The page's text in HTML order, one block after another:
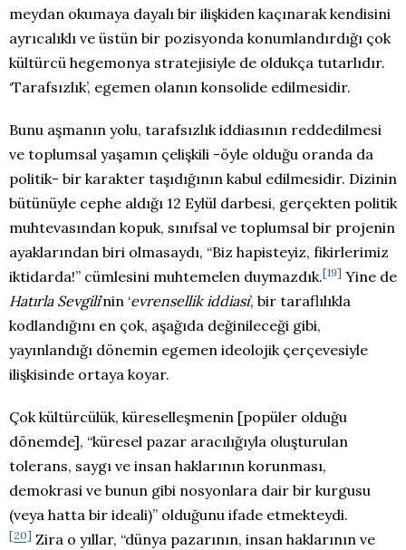
meydan okumaya dayalı bir ilişkiden kaçınarak kendisini
ayrıcalıklı ve üstün bir pozisyonda konumlandırdığı çok
kültürcü hegemonya stratejisiyle de oldukça tutarlıdır.
‘Tarafsızlık’, egemen olanın konsolide edilmesidir.
Bunu aşmanın yolu, tarafsızlık iddiasının reddedilmesi
ve toplumsal yaşamın çelişkili -öyle olduğu oranda da
politik- bir karakter taşıdığının kabul edilmesidir. Dizinin
bütünüyle cephe aldığı 12 Eylül darbesi, gerçekten politik
muhtevasından kopuk, sınıfsal ve toplumsal bir projenin
ayaklarından biri olmasaydı, “Biz hapisteyiz, fikirlerimiz
iktidarda!” cümlesini muhtemelen duymazdık.[19] Yine de
Hatırla Sevgili’nin ‘evrensellik iddiası’, bir taraflılıkla
kodlandığını en çok, aşağıda değinileceği gibi,
yayınlandığı dönemin egemen ideolojik çerçevesiyle
ilişkisinde ortaya koyar.
Çok kültürcülük, küreselleşmenin [popüler olduğu
dönemde], “küresel pazar aracılığıyla oluşturulan
tolerans, saygı ve insan haklarının korunması,
demokrasi ve bunun gibi nosyonlara dair bir kurgusu
(veya hatta bir ideali)” olduğunu ifade etmekteydi.
[20] Zira o yıllar, “dünya pazarının, insan haklarının ve